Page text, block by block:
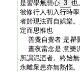
是習學無想心 3 也
彼修行人初入行時
者於現法而自娯樂
定而思惟也
善覺自覺者 是瞿
晝夜當念是 意樂
所謂泥洹者。終始
永離衆患亦無熱惱